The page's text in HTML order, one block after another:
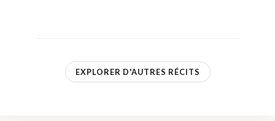
EXPLORER D'AUTRES RÉCITS